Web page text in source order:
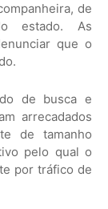
de
estado. As
que o
de busca e
arrecadados
de tamanho
pelo qual o
por tráfico de